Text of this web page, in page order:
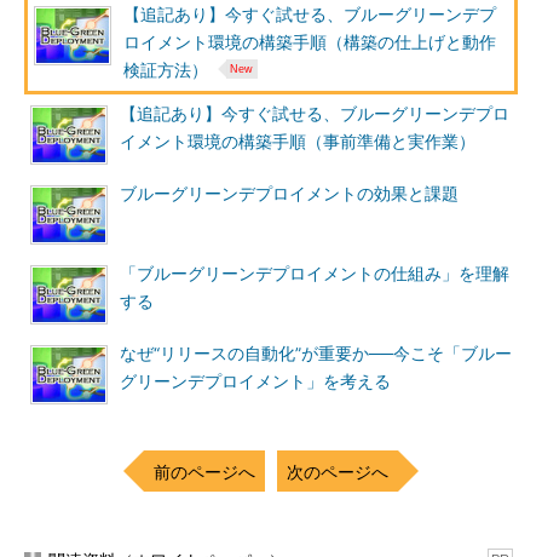
【追記あり】今すぐ試せる、ブルーグリーンデプ
ロイメント環境の構築手順（構築の仕上げと動作
検証方法）
【追記あり】今すぐ試せる、ブルーグリーンデプロ
イメント環境の構築手順（事前準備と実作業）
ブルーグリーンデプロイメントの効果と課題
「ブルーグリーンデプロイメントの仕組み」を理解
する
なぜ“リリースの自動化”が重要か──今こそ「ブルー
グリーンデプロイメント」を考える
前のページへ 次のページへ